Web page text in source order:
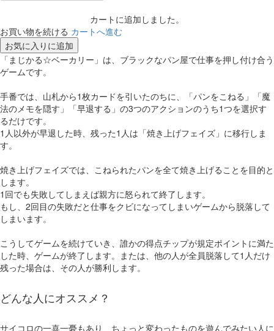
カートに追加しました。
お買い物を続ける カートへ進む
お気に入りに追加
「まじかる☆ベーカリー」は、ブラックなパン屋で仕事を押し付け合う
ゲームです。
手番では、山札から1枚カードを引いたのちに、「パンをこねる」「魔
法のメモを隠す」「早退する」の3つのアクションのうち1つを選択す
るだけです。
1人以外が早退した時、残った1人は「焼き上げフェイズ」に移行しま
す。
焼き上げフェイズでは、こねられたパンを全て焼き上げることを目的と
します。
1回でも失敗してしまえば親方に怒られて終了します。
もし、2回目の失敗だと仕事をクビになってしまいゲームから脱落して
しまいます。
こうしてゲームを続けていき、誰かの得点チップが規定ポイントに満た
した時、ゲームが終了します。または、他の人が全員脱落して1人だけ
残った場合は、その人が勝利します。
どんな人にオススメ？
サイコロの一喜一憂もあり、ちょっと変わったものを遊んでみたい人に